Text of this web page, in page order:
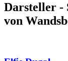
Darsteller -
von